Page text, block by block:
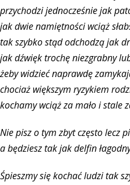
przychodzi jednocześnie jak
jak dwie namiętności wciąż
tak szybko stąd odchodzą jak
jak dźwięk trochę niezgrabny
żeby widzieć naprawdę
chociaż większym ryzykiem
kochamy wciąż za mało i stale
Nie pisz o tym zbyt często lecz
a będziesz tak jak delfin
Śpieszmy się kochać ludzi tak